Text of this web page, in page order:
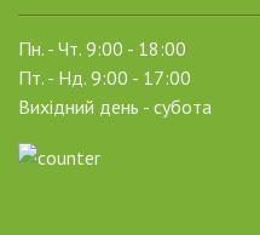
Пн. - Чт. 9:00 - 18:00
Пт. - Нд. 9:00 - 17:00
Вихідний день - субота